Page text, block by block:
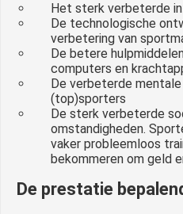
Het sterk verbeterde
De technologische
verbetering van
De betere
computers en
De verbeterde
(top)sporters
De sterk verbeterde
omstandigheden.
vaker probleemloos
bekommeren om geld
De prestatie